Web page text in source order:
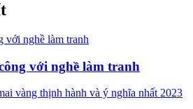
với nghề làm tranh